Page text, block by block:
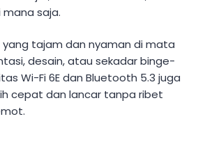
saja.
tajam dan nyaman di mata
desain, atau sekadar binge-
Wi-Fi 6E dan Bluetooth 5.3 juga
cepat dan lancar tanpa ribet